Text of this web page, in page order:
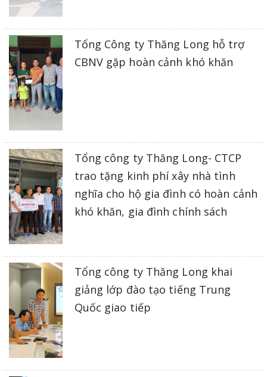
Tổng Công ty Thăng Long hỗ trợ
CBNV gặp hoàn cảnh khó khăn
Tổng công ty Thăng Long- CTCP
trao tặng kinh phí xây nhà tình
nghĩa cho hộ gia đình có hoàn cảnh
khó khăn, gia đình chính sách
Tổng công ty Thăng Long khai
giảng lớp đào tạo tiếng Trung
Quốc giao tiếp